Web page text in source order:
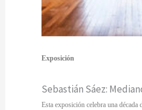
Exposición
Sebastián Sáez:
Esta exposición celebra una década